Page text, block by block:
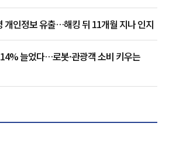
개인정보 유출…해킹 뒤 11개월 지나 인지
늘었다…로봇·관광객 소비 키우는